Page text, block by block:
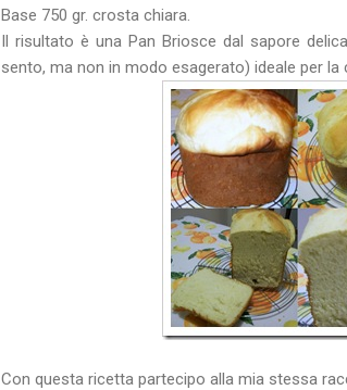
Base 750 gr. crosta chiara.
Il risultato è una Pan Briosce dal sapore
sento, ma non in modo esagerato) ideale per la
Con questa ricetta partecipo alla mia stessa